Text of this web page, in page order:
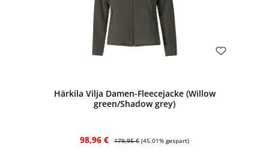
Härkila Vilja Damen-Fleecejacke (Willow
green/Shadow grey)
Verkaufspreis:
98,96 € Regulärer Preis:
179,95 € (45.01% gespart)